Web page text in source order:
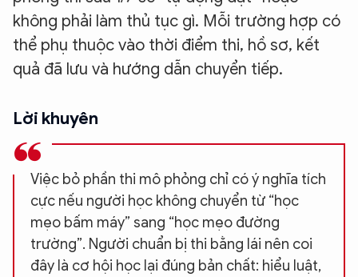
không phải làm thủ tục gì. Mỗi trường hợp có
thể phụ thuộc vào thời điểm thi, hồ sơ, kết
quả đã lưu và hướng dẫn chuyển tiếp.
Lời khuyên
Việc bỏ phần thi mô phỏng chỉ có ý nghĩa tích
cực nếu người học không chuyển từ “học
mẹo bấm máy” sang “học mẹo đường
trường”. Người chuẩn bị thi bằng lái nên coi
đây là cơ hội học lại đúng bản chất: hiểu luật,